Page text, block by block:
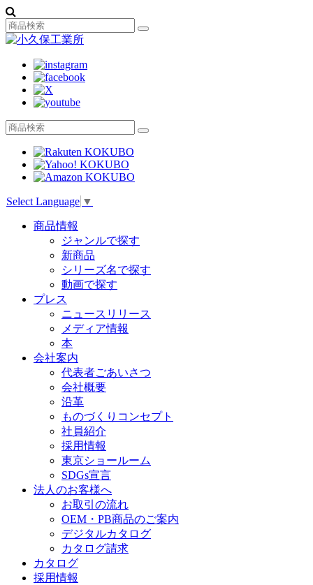
Select Language ▼
商品情報
ジャンルで探す
新商品
シリーズ名で探す
動画で探す
プレス
ニュースリリース
メディア情報
本
会社案内
代表者ごあいさつ
会社概要
沿革
ものづくりコンセプト
社員紹介
採用情報
東京ショールーム
SDGs宣言
法人のお客様へ
お取引の流れ
OEM・PB商品のご案内
デジタルカタログ
カタログ請求
カタログ
採用情報